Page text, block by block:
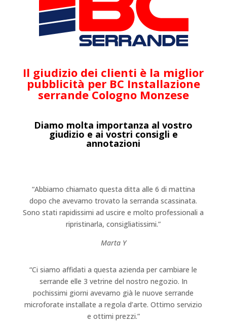
Il giudizio dei clienti è la miglior
pubblicità per BC Installazione
serrande Cologno Monzese
Diamo molta importanza al vostro
giudizio e ai vostri consigli e
annotazioni
“Abbiamo chiamato questa ditta alle 6 di mattina
dopo che avevamo trovato la serranda scassinata.
Sono stati rapidissimi ad uscire e molto professionali a
ripristinarla, consigliatissimi.”
Marta Y
“Ci siamo affidati a questa azienda per cambiare le
serrande elle 3 vetrine del nostro negozio. In
pochissimi giorni avevamo già le nuove serrande
microforate installate a regola d’arte. Ottimo servizio
e ottimi prezzi.”